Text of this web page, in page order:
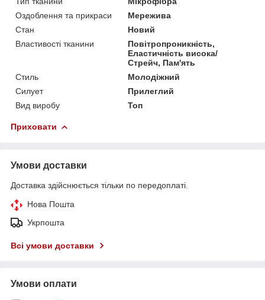
Оздоблення та прикраси
Мережива
Стан
Новий
Властивості тканини
Повітропроникність,
Еластичність висока/
Стрейч, Пам'ять
Стиль
Молодіжний
Силует
Прилеглий
Вид виробу
Топ
Приховати
Умови доставки
Доставка здійснюється тільки по передоплаті.
Нова Пошта
Укрпошта
Всі умови доставки
Умови оплати